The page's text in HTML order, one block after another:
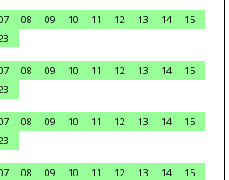
08 09 10 11 12 13 14
15
08 09 10 11 12 13 14
15
08 09 10 11 12 13 14
15
08 09 10 11 12 13 14
15